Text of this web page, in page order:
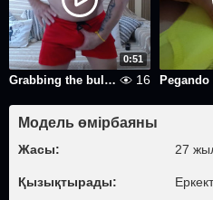
0:51
Grabbing the bulge, showing off the biceps, and talking dirty. 16
Модель өмірбаяны
Жасы: 27
Қызықтырады: